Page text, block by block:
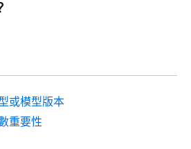
或模型版本
重要性